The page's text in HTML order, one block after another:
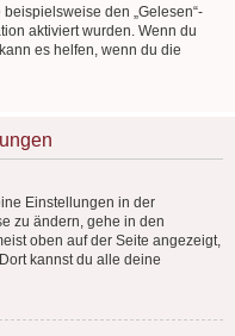
den „Gelesen“-
aktiviert wurden. Wenn du
es helfen, wenn du die
Einstellungen in der
zu ändern, gehe in den
oben auf der Seite angezeigt,
kannst du alle deine